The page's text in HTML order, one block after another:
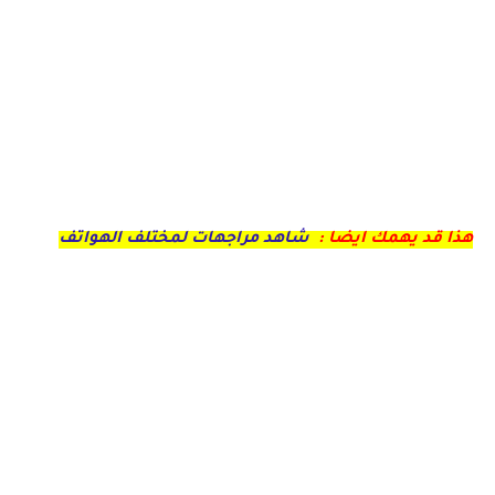
هذا قد يهمك ايضا : شاهد مراجهات لمختلف الهواتف